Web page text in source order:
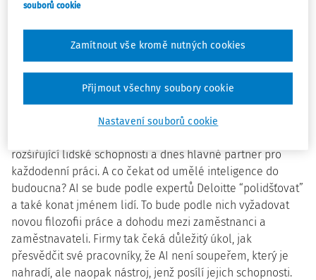
Mladí, ale mají co do firmy přinést, ať už je to silná digitální
problémy podívat novou optikou,” říká Zuzana
Kostiviarová, šéfka poradenského týmu pro oblast
lidského kapitálu v Deloitte Česko a Slovensko.
Umělá inteligence razantně změní pracovní trh, pro
Čechy to zatím není velké téma
rozšiřující lidské schopnosti a dnes hlavně partner pro
každodenní práci. A co čekat od umělé inteligence do
budoucna? AI se bude podle expertů Deloitte “polidšťovat”
a také konat jménem lidí. To bude podle nich vyžadovat
novou filozofii práce a dohodu mezi zaměstnanci a
zaměstnavateli. Firmy tak čeká důležitý úkol, jak
přesvědčit své pracovníky, že AI není soupeřem, který je
nahradí, ale naopak nástroj, jenž posílí jejich schopnosti.
souborů cookie
Nastavení souborů cookie
Zamítnout vše kromě nutných cookies
Přijmout všechny soubory cookie